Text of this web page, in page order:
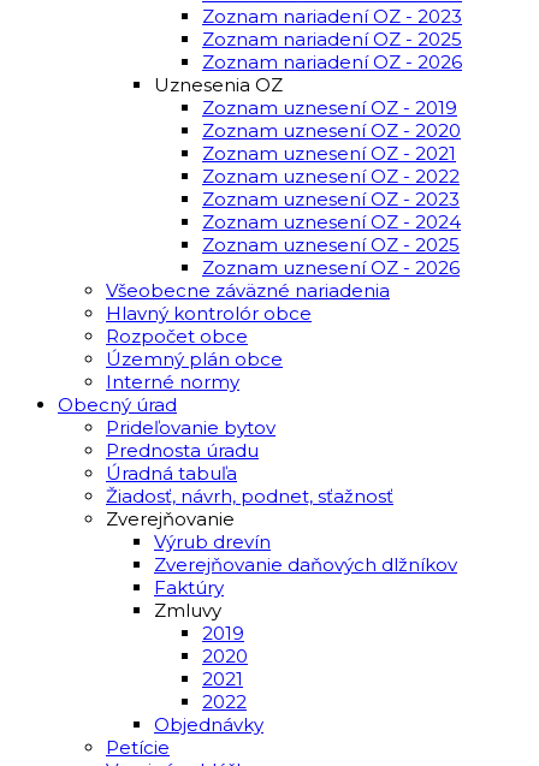
Zoznam nariadení OZ - 2023
Zoznam nariadení OZ - 2025
Zoznam nariadení OZ - 2026
Uznesenia OZ
Zoznam uznesení OZ - 2019
Zoznam uznesení OZ - 2020
Zoznam uznesení OZ - 2021
Zoznam uznesení OZ - 2022
Zoznam uznesení OZ - 2023
Zoznam uznesení OZ - 2024
Zoznam uznesení OZ - 2025
Zoznam uznesení OZ - 2026
Všeobecne záväzné nariadenia
Hlavný kontrolór obce
Rozpočet obce
Územný plán obce
Interné normy
Obecný úrad
Prideľovanie bytov
Prednosta úradu
Úradná tabuľa
Žiadosť, návrh, podnet, sťažnosť
Zverejňovanie
Výrub drevín
Zverejňovanie daňových dlžníkov
Faktúry
Zmluvy
2019
2020
2021
2022
Objednávky
Petície